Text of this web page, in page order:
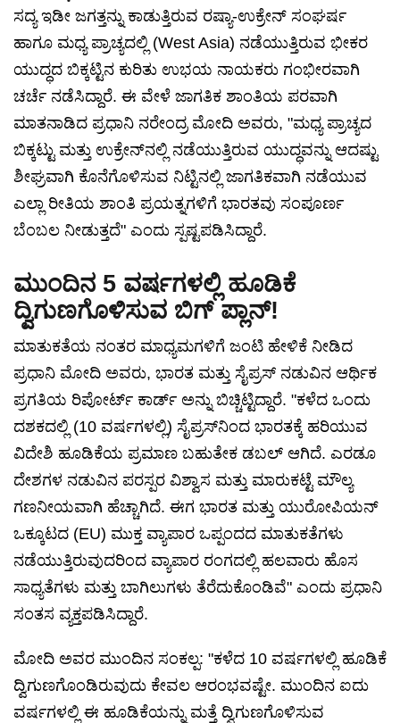
ಸದ್ಯ ಇಡೀ ಜಗತ್ತನ್ನು ಕಾಡುತ್ತಿರುವ ರಷ್ಯಾ-ಉಕ್ರೇನ್ ಸಂಘರ್ಷ
ಹಾಗೂ ಮಧ್ಯ ಪ್ರಾಚ್ಯದಲ್ಲಿ (West Asia) ನಡೆಯುತ್ತಿರುವ ಭೀಕರ
ಯುದ್ಧದ ಬಿಕ್ಕಟ್ಟಿನ ಕುರಿತು ಉಭಯ ನಾಯಕರು ಗಂಭೀರವಾಗಿ
ಚರ್ಚೆ ನಡೆಸಿದ್ದಾರೆ. ಈ ವೇಳೆ ಜಾಗತಿಕ ಶಾಂತಿಯ ಪರವಾಗಿ
ಮಾತನಾಡಿದ ಪ್ರಧಾನಿ ನರೇಂದ್ರ ಮೋದಿ ಅವರು, "ಮಧ್ಯ ಪ್ರಾಚ್ಯದ
ಬಿಕ್ಕಟ್ಟು ಮತ್ತು ಉಕ್ರೇನ್‌ನಲ್ಲಿ ನಡೆಯುತ್ತಿರುವ ಯುದ್ಧವನ್ನು ಆದಷ್ಟು
ಶೀಘ್ರವಾಗಿ ಕೊನೆಗೊಳಿಸುವ ನಿಟ್ಟಿನಲ್ಲಿ ಜಾಗತಿಕವಾಗಿ ನಡೆಯುವ
ಎಲ್ಲಾ ರೀತಿಯ ಶಾಂತಿ ಪ್ರಯತ್ನಗಳಿಗೆ ಭಾರತವು ಸಂಪೂರ್ಣ
ಬೆಂಬಲ ನೀಡುತ್ತದೆ" ಎಂದು ಸ್ಪಷ್ಟಪಡಿಸಿದ್ದಾರೆ.
ಮುಂದಿನ 5 ವರ್ಷಗಳಲ್ಲಿ ಹೂಡಿಕೆ
ದ್ವಿಗುಣಗೊಳಿಸುವ ಬಿಗ್ ಪ್ಲಾನ್!
ಮಾತುಕತೆಯ ನಂತರ ಮಾಧ್ಯಮಗಳಿಗೆ ಜಂಟಿ ಹೇಳಿಕೆ ನೀಡಿದ
ಪ್ರಧಾನಿ ಮೋದಿ ಅವರು, ಭಾರತ ಮತ್ತು ಸೈಪ್ರಸ್ ನಡುವಿನ ಆರ್ಥಿಕ
ಪ್ರಗತಿಯ ರಿಪೋರ್ಟ್ ಕಾರ್ಡ್ ಅನ್ನು ಬಿಚ್ಚಿಟ್ಟಿದ್ದಾರೆ. "ಕಳೆದ ಒಂದು
ದಶಕದಲ್ಲಿ (10 ವರ್ಷಗಳಲ್ಲಿ) ಸೈಪ್ರಸ್‌ನಿಂದ ಭಾರತಕ್ಕೆ ಹರಿಯುವ
ವಿದೇಶಿ ಹೂಡಿಕೆಯ ಪ್ರಮಾಣ ಬಹುತೇಕ ಡಬಲ್ ಆಗಿದೆ. ಎರಡೂ
ದೇಶಗಳ ನಡುವಿನ ಪರಸ್ಪರ ವಿಶ್ವಾಸ ಮತ್ತು ಮಾರುಕಟ್ಟೆ ಮೌಲ್ಯ
ಗಣನೀಯವಾಗಿ ಹೆಚ್ಚಾಗಿದೆ. ಈಗ ಭಾರತ ಮತ್ತು ಯುರೋಪಿಯನ್
ಒಕ್ಕೂಟದ (EU) ಮುಕ್ತ ವ್ಯಾಪಾರ ಒಪ್ಪಂದದ ಮಾತುಕತೆಗಳು
ನಡೆಯುತ್ತಿರುವುದರಿಂದ ವ್ಯಾಪಾರ ರಂಗದಲ್ಲಿ ಹಲವಾರು ಹೊಸ
ಸಾಧ್ಯತೆಗಳು ಮತ್ತು ಬಾಗಿಲುಗಳು ತೆರೆದುಕೊಂಡಿವೆ" ಎಂದು ಪ್ರಧಾನಿ
ಸಂತಸ ವ್ಯಕ್ತಪಡಿಸಿದ್ದಾರೆ.
ಮೋದಿ ಅವರ ಮುಂದಿನ ಸಂಕಲ್ಪ: "ಕಳೆದ 10 ವರ್ಷಗಳಲ್ಲಿ ಹೂಡಿಕೆ
ದ್ವಿಗುಣಗೊಂಡಿರುವುದು ಕೇವಲ ಆರಂಭವಷ್ಟೇ. ಮುಂದಿನ ಐದು
ವರ್ಷಗಳಲ್ಲಿ ಈ ಹೂಡಿಕೆಯನ್ನು ಮತ್ತೆ ದ್ವಿಗುಣಗೊಳಿಸುವ